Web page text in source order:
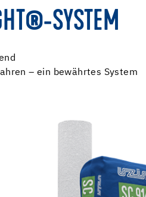
SYSTEM
– ein bewährtes System